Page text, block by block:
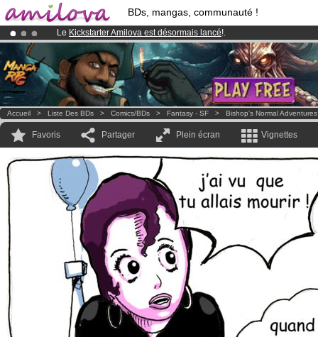
BDs, mangas, communauté !
Le Kickstarter Amilova est désormais lancé!.
Déjà 134393membreset 1208BDs & Mangas!
Abonnement premium: à partir de
3.95 eurospar mois !Clique ici
Accueil > Liste Des BDs > Comics/BDs > Fantasy - SF > Bishop's Normal Adventures
Favoris Partager Plein écran Vignettes